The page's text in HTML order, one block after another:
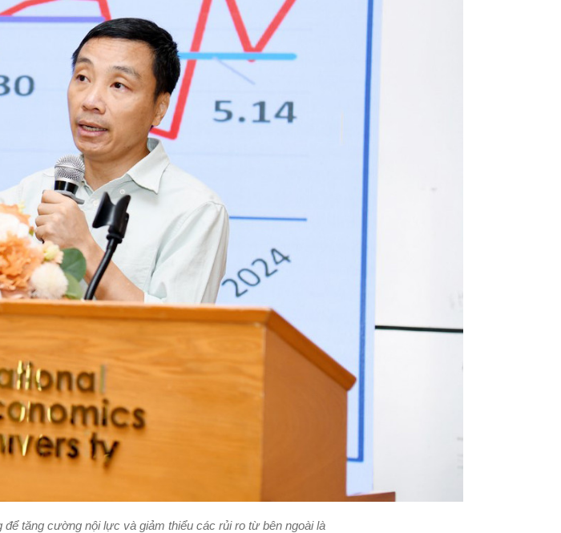
tăng cường nội lực và giảm thiểu các rủi ro từ bên ngoài là